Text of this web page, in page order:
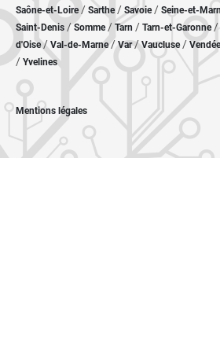
Saône-et-Loire/ Sarthe/ Savoie/ Seine-et-
Saint-Denis /Somme/ Tarn / Tarn-et-Garonne/
d'Oise/ Val-de-Marne/Var/Vaucluse/ Vendée
/ Yvelines
Mentions légales